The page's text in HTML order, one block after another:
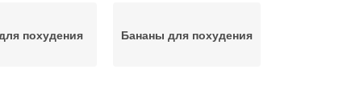
похудения Бананы для похудения